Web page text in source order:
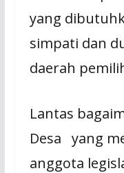
yang
simpati dan
daerah
Lantas
Desa yang
anggota